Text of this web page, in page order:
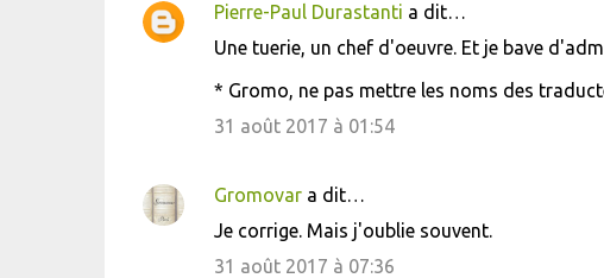
C
n
t
Pierre-Paul Durastanti a dit…
Une tuerie, un chef d'oeuvre. Et je bave
* Gromo, ne pas mettre les noms des
31 août 2017 à 01:54
Gromovara dit…
Je corrige. Mais j'oublie souvent.
31 août 2017 à 07:36